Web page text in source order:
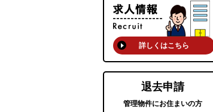
詳しくはこちら
退去申請
管理物件にお住まいの方